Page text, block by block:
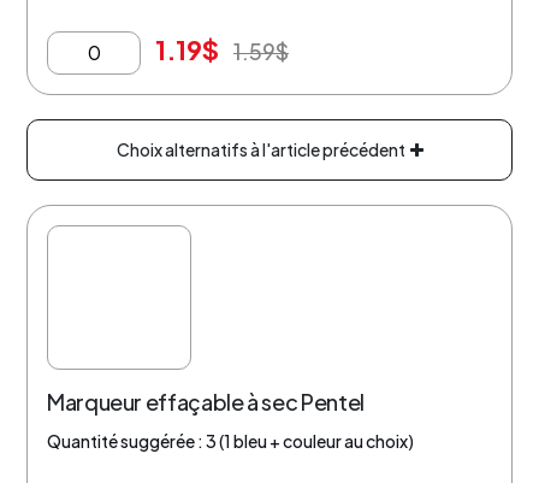
1.19$ 1.59$
Choix alternatifs à l'article précédent
Marqueur effaçable à sec Pentel
Quantité suggérée : 3 (1 bleu + couleur au choix)